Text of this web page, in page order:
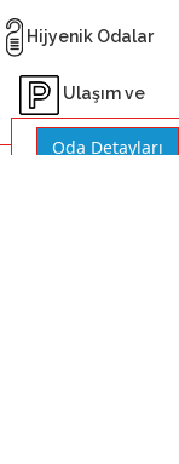
Hijyenik Odalar
Ulaşım ve
Otopark
Oda Detayları